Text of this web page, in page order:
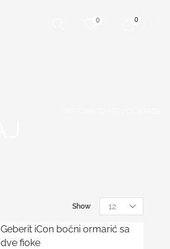
0 0
Show
Geberit iCon bočni ormarić sa
dve fioke